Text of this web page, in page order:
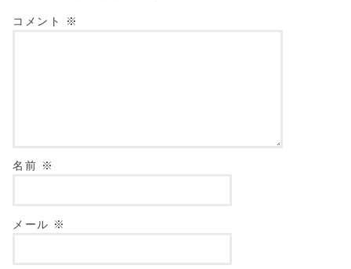
コメント ※
名前 ※
メール ※